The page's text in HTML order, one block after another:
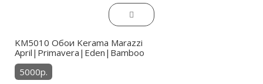
KM5010 Обои Kerama Marazzi
April|Primavera|Eden|Bamboo
5000р.